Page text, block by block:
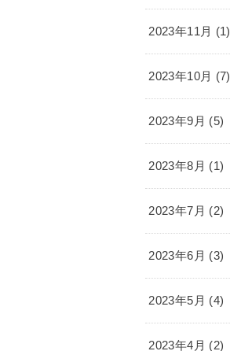
2023年11月 (1)
2023年10月 (7)
2023年9月 (5)
2023年8月 (1)
2023年7月 (2)
2023年6月 (3)
2023年5月 (4)
2023年4月 (2)